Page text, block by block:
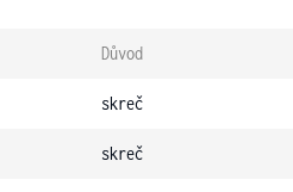
Důvod
skreč
skreč